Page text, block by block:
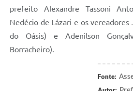
prefeito Alexandre Tassoni
Nedécio de Lázari e os vereadores
do Oásis) e Adenilson
Borracheiro).
Fonte: